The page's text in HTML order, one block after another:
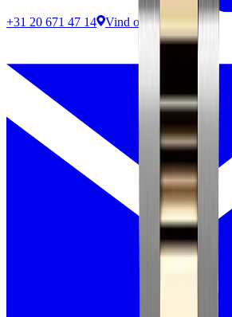
+31 20 671 47 14 Vind ons